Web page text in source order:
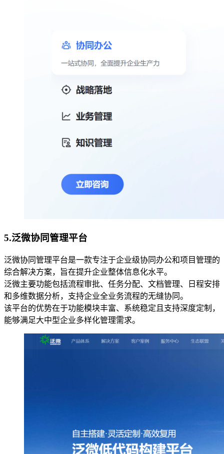
5.泛微协同管理平台
泛微协同管理平台是一款专注于企业级协同办公和项目管理的
综合解决方案，旨在提升企业整体信息化水平。
泛微主要功能包括流程审批、任务分配、文档管理、日程安排
和多维数据分析，支持企业全业务流程的无缝协同。
该平台的优势在于功能模块丰富、系统稳定且支持深度定制，
能够满足大中型企业多样化管理需求。